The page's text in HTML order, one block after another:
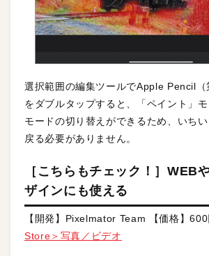
選択範囲の編集ツールでApple Pencil
をダブルタップすると、「ペイント」モ
モードの切り替えができるため、いち
戻る必要がありません。
［こちらもチェック！］WEB
ザインにも使える
【開発】Pixelmator Team 【価格】
Store＞写真／ビデオ